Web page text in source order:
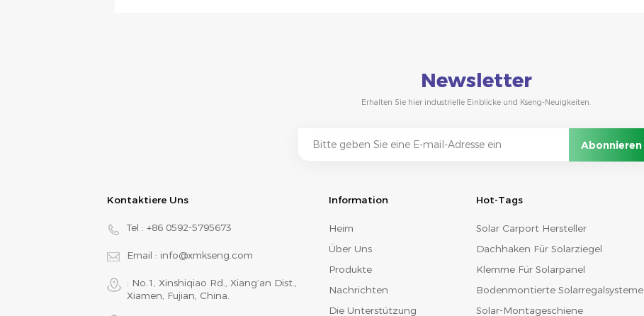
Newsletter
Erhalten Sie hier industrielle Einblicke und Kseng-Neuigkeiten.
Kontaktiere Uns
Tel : +86 0592-5795673
Email : info@xmkseng.com
: No.1, Xinshiqiao Rd., Xiang‘an Dist.,
Xiamen, Fujian, China.
Information
Heim
Über Uns
Produkte
Nachrichten
Die Unterstützung
Hot-Tags
Solar Carport Hersteller
Dachhaken Für Solarziegel
Klemme Für Solarpanel
Bodenmontierte Solarregalsysteme
Solar-Montageschiene